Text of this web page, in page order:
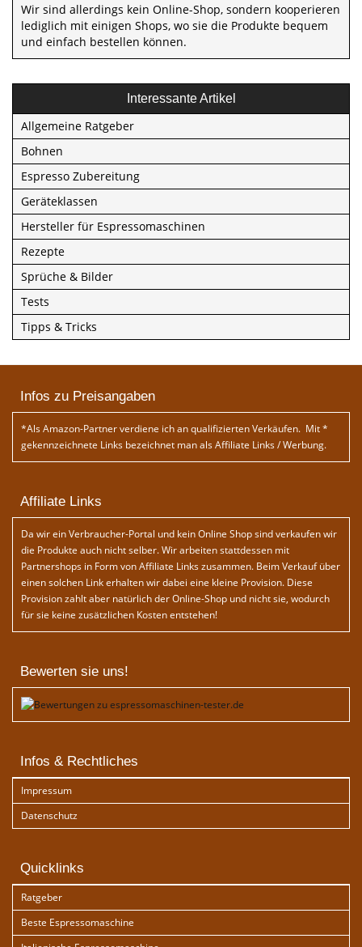
Wir sind allerdings kein Online-Shop, sondern kooperieren
lediglich mit einigen Shops, wo sie die Produkte bequem
und einfach bestellen können.
Interessante Artikel
Allgemeine Ratgeber
Bohnen
Espresso Zubereitung
Geräteklassen
Hersteller für Espressomaschinen
Rezepte
Sprüche & Bilder
Tests
Tipps & Tricks
Infos zu Preisangaben
*Als Amazon-Partner verdiene ich an qualifizierten Verkäufen. Mit *
gekennzeichnete Links bezeichnet man als Affiliate Links / Werbung.
Affiliate Links
Da wir ein Verbraucher-Portal und kein Online Shop sind verkaufen wir
die Produkte auch nicht selber. Wir arbeiten stattdessen mit
Partnershops in Form von Affiliate Links zusammen. Beim Verkauf über
einen solchen Link erhalten wir dabei eine kleine Provision. Diese
Provision zahlt aber natürlich der Online-Shop und nicht sie, wodurch
für sie keine zusätzlichen Kosten entstehen!
Bewerten sie uns!
Infos & Rechtliches
Impressum
Datenschutz
Quicklinks
Ratgeber
Beste Espressomaschine